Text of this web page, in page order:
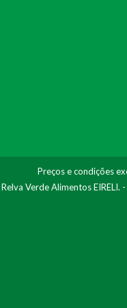
Preços e condições
Relva Verde Alimentos